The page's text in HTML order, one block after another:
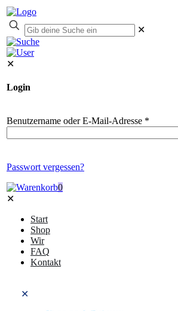
✕
✕
Login
Benutzername oder E-Mail-Adresse *
Passwort vergessen?
0
✕
Start
Shop
Wir
FAQ
Kontakt
✕